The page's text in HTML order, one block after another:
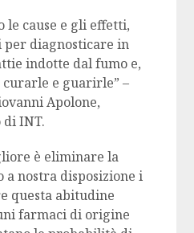
le cause e gli effetti,
diagnosticare in
indotte dal fumo e,
e guarirle” –
Apolone,
INT.
è eliminare la
a nostra disposizione i
questa abitudine
farmaci di origine